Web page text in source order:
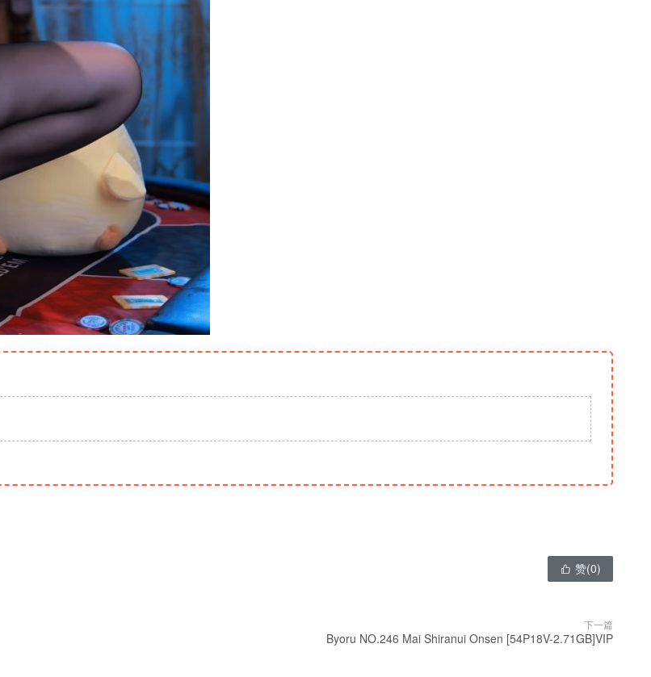
 赞(0)
下一篇
Byoru NO.246 Mai Shiranui Onsen [54P18V-2.71GB]VIP